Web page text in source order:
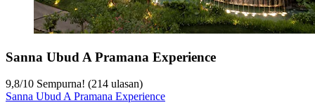
Sanna Ubud A Pramana Experience
9,8/10 Sempurna! (214 ulasan)
Sanna Ubud A Pramana Experience